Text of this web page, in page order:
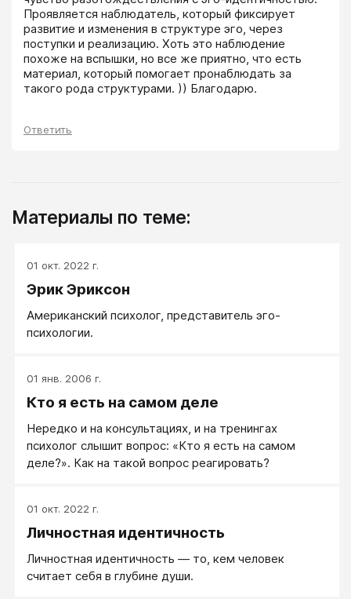
Проявляется наблюдатель, который фиксирует
развитие и изменения в структуре эго, через
поступки и реализацию. Хоть это наблюдение
похоже на вспышки, но все же приятно, что есть
материал, который помогает пронаблюдать за
такого рода структурами. )) Благодарю.
Ответить
Материалы по теме:
01 окт. 2022 г.
Эрик Эриксон
Американский психолог, представитель эго-
психологии.
01 янв. 2006 г.
Кто я есть на самом деле
Нередко и на консультациях, и на тренингах
психолог слышит вопрос: «Кто я есть на самом
деле?». Как на такой вопрос реагировать?
01 окт. 2022 г.
Личностная идентичность
Личностная идентичность — то, кем человек
считает себя в глубине души.